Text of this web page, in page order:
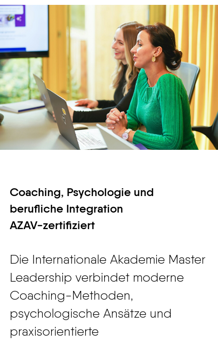
Coaching, Psychologie und
berufliche Integration
AZAV-zertifiziert
Die Internationale Akademie Master
Leadership verbindet moderne
Coaching-Methoden,
psychologische Ansätze und
praxisorientierte